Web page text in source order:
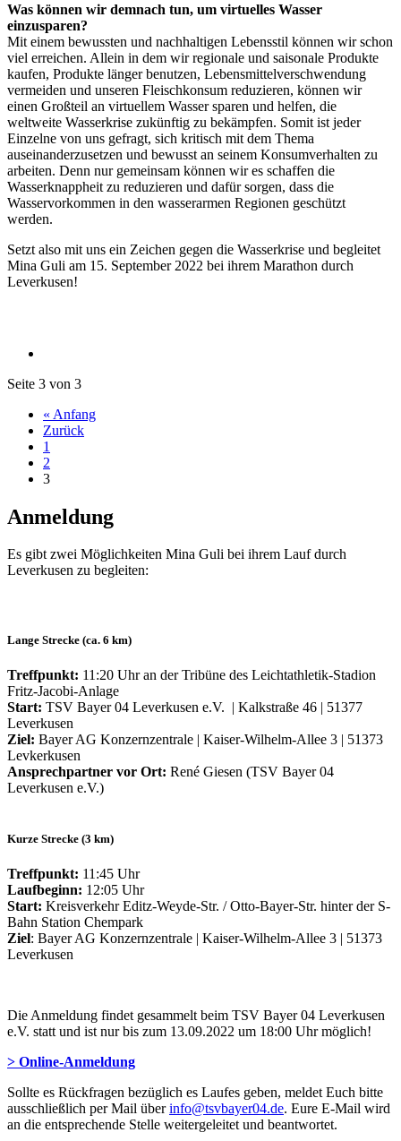
Was können wir demnach tun, um virtuelles Wasser
einzusparen?
Mit einem bewussten und nachhaltigen Lebensstil können wir schon
viel erreichen. Allein in dem wir regionale und saisonale Produkte
kaufen, Produkte länger benutzen, Lebensmittelverschwendung
vermeiden und unseren Fleischkonsum reduzieren, können wir
einen Großteil an virtuellem Wasser sparen und helfen, die
weltweite Wasserkrise zukünftig zu bekämpfen. Somit ist jeder
Einzelne von uns gefragt, sich kritisch mit dem Thema
auseinanderzusetzen und bewusst an seinem Konsumverhalten zu
arbeiten. Denn nur gemeinsam können wir es schaffen die
Wasserknappheit zu reduzieren und dafür sorgen, dass die
Wasservorkommen in den wasserarmen Regionen geschützt
werden.
Setzt also mit uns ein Zeichen gegen die Wasserkrise und begleitet
Mina Guli am 15. September 2022 bei ihrem Marathon durch
Leverkusen!
Seite 3 von 3
« Anfang
Zurück
1
2
3
Anmeldung
Es gibt zwei Möglichkeiten Mina Guli bei ihrem Lauf durch
Leverkusen zu begleiten:
Lange Strecke (ca. 6 km)
Treffpunkt: 11:20 Uhr an der Tribüne des Leichtathletik-Stadion
Fritz-Jacobi-Anlage
Start: TSV Bayer 04 Leverkusen e.V. | Kalkstraße 46 | 51377
Leverkusen
Ziel: Bayer AG Konzernzentrale | Kaiser-Wilhelm-Allee 3 | 51373
Levkerkusen
Ansprechpartner vor Ort: René Giesen (TSV Bayer 04
Leverkusen e.V.)
Kurze Strecke (3 km)
Treffpunkt: 11:45 Uhr
Laufbeginn: 12:05 Uhr
Start: Kreisverkehr Editz-Weyde-Str. / Otto-Bayer-Str. hinter der S-
Bahn Station Chempark
Ziel: Bayer AG Konzernzentrale | Kaiser-Wilhelm-Allee 3 | 51373
Leverkusen
Die Anmeldung findet gesammelt beim TSV Bayer 04 Leverkusen
e.V. statt und ist nur bis zum 13.09.2022 um 18:00 Uhr möglich!
> Online-Anmeldung
Sollte es Rückfragen bezüglich es Laufes geben, meldet Euch bitte
ausschließlich per Mail überinfo@tsvbayer04.de. Eure E-Mail wird
an die entsprechende Stelle weitergeleitet und beantwortet.